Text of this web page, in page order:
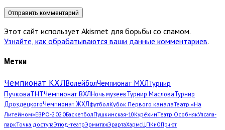
Этот сайт использует Akismet для борьбы со спамом.
Узнайте, как обрабатываются ваши данные комментариев.
Метки
Чемпионат КХЛВолейболЧемпионат МХЛТурнир
ПучковаТНТЧемпионат ВХЛНочь музеевТурнир МасловаТурнир
ДроздецкогоЧемпионат ЖХЛфутболКубок Первого каналаТеатр «На
Литейном»ЕВРО-2020БаскетболПушкинская-10КурёхинТеатр ОсобнякУпсала-
паркТочка доступаЭтюд-театрЭрмитажЭрартаХармсЦПКиОПриют